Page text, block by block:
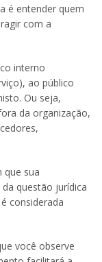
é entender quem
com a
interno
ao público
Ou seja,
da organização,
que sua
questão jurídica
considerada
você observe